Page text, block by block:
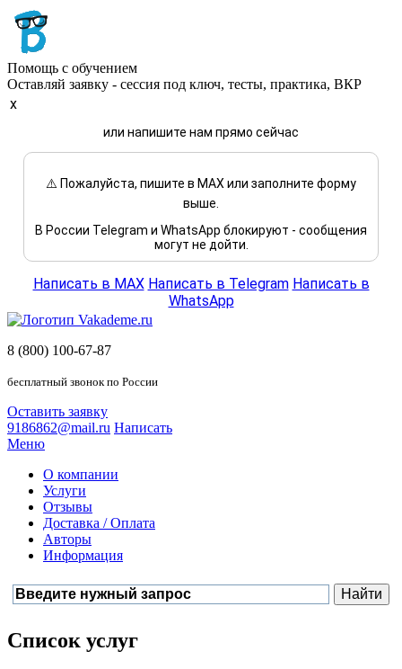
Помощь с обучением
Оставляй заявку - сессия под ключ, тесты, практика, ВКР
x
или напишите нам прямо сейчас
⚠️ Пожалуйста, пишите в MAX или заполните форму
выше.
В России Telegram и WhatsApp блокируют - сообщения
могут не дойти.
Написать в MAX Написать в Telegram Написать в
WhatsApp
8 (800) 100-67-87
бесплатный звонок по России
Оставить заявку
9186862@mail.ru Написать
Меню
О компании
Услуги
Отзывы
Доставка / Оплата
Авторы
Информация
Список услуг